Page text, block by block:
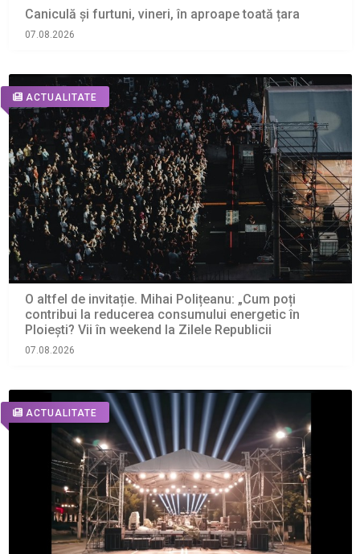
Caniculă și furtuni, vineri, în aproape toată țara
07.08.2026
ACTUALITATE
O altfel de invitație. Mihai Polițeanu: „Cum poți
contribui la reducerea consumului energetic în
Ploiești? Vii în weekend la Zilele Republicii
07.08.2026
ACTUALITATE